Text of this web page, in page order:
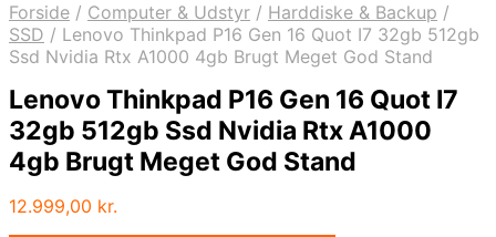
Forside / Computer & Udstyr / Harddiske & Backup /
SSD / Lenovo Thinkpad P16 Gen 16 Quot I7 32gb 512gb
Ssd Nvidia Rtx A1000 4gb Brugt Meget God Stand
Lenovo Thinkpad P16 Gen 16 Quot I7
32gb 512gb Ssd Nvidia Rtx A1000
4gb Brugt Meget God Stand
12.999,00 kr.